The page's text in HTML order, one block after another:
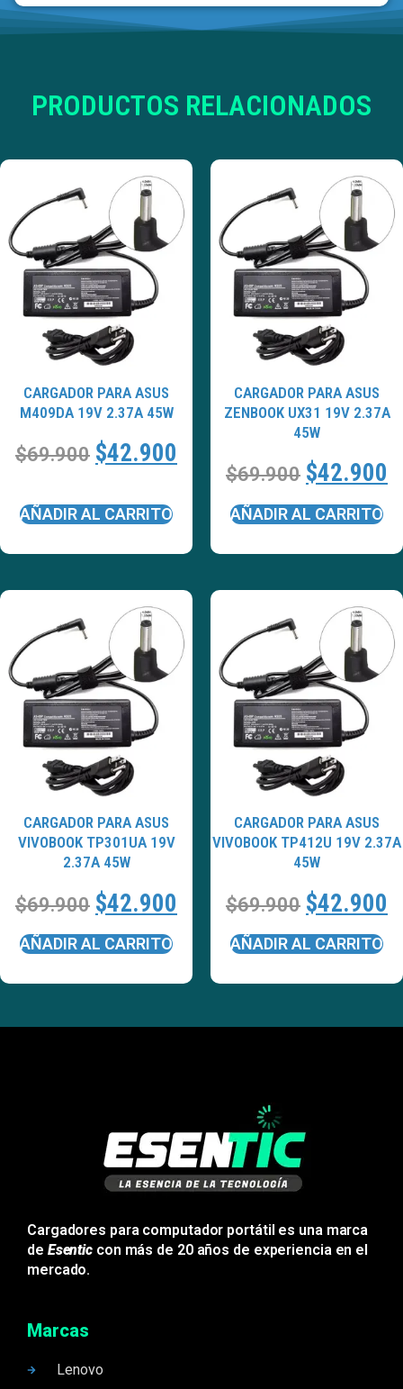
PRODUCTOS RELACIONADOS
CARGADOR PARA ASUS
M409DA 19V 2.37A 45W
$69.900 $42.900
AÑADIR AL CARRITO
CARGADOR PARA ASUS
ZENBOOK UX31 19V 2.37A
45W
$69.900 $42.900
AÑADIR AL CARRITO
CARGADOR PARA ASUS
VIVOBOOK TP301UA 19V
2.37A 45W
$69.900 $42.900
AÑADIR AL CARRITO
CARGADOR PARA ASUS
VIVOBOOK TP412U 19V 2.37A
45W
$69.900 $42.900
AÑADIR AL CARRITO
Cargadores para computador portátil es una marca
de Esentic con más de 20 años de experiencia en el
mercado.
Marcas
Lenovo